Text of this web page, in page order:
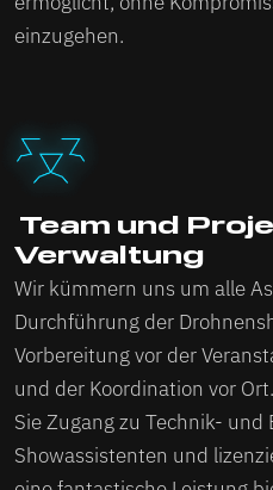
einzugehen.
Team und
Verwaltung
Wir kümmern uns um alle
Durchführung der
Vorbereitung vor der
und der Koordination vor
Sie Zugang zu Technik-
Showassistenten und